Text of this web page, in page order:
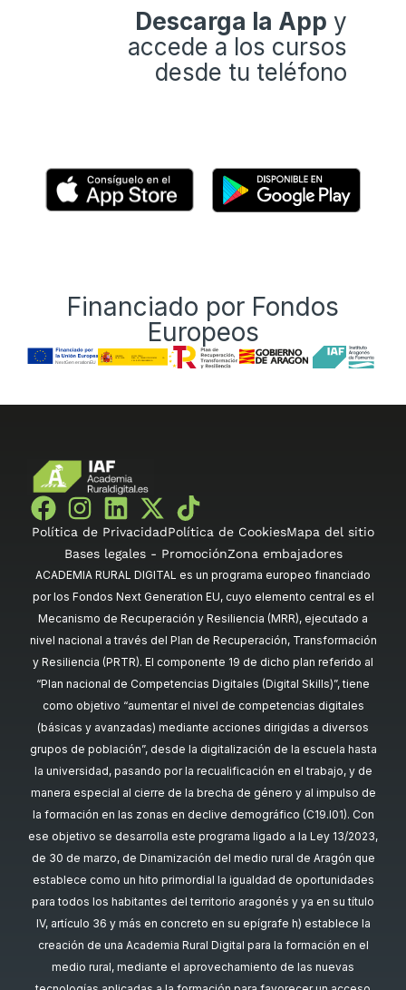
Descarga la App y
accede a los cursos
desde tu teléfono
Financiado por Fondos
Europeos
Política de PrivacidadPolítica de CookiesMapa del sitio
Bases legales - PromociónZona embajadores
ACADEMIA RURAL DIGITAL es un programa europeo financiado
por los Fondos Next Generation EU, cuyo elemento central es el
Mecanismo de Recuperación y Resiliencia (MRR), ejecutado a
nivel nacional a través del Plan de Recuperación, Transformación
y Resiliencia (PRTR). El componente 19 de dicho plan referido al
“Plan nacional de Competencias Digitales (Digital Skills)”, tiene
como objetivo “aumentar el nivel de competencias digitales
(básicas y avanzadas) mediante acciones dirigidas a diversos
grupos de población”, desde la digitalización de la escuela hasta
la universidad, pasando por la recualificación en el trabajo, y de
manera especial al cierre de la brecha de género y al impulso de
la formación en las zonas en declive demográfico (C19.I01). Con
ese objetivo se desarrolla este programa ligado a la Ley 13/2023,
de 30 de marzo, de Dinamización del medio rural de Aragón que
establece como un hito primordial la igualdad de oportunidades
para todos los habitantes del territorio aragonés y ya en su título
IV, artículo 36 y más en concreto en su epígrafe h) establece la
creación de una Academia Rural Digital para la formación en el
medio rural, mediante el aprovechamiento de las nuevas